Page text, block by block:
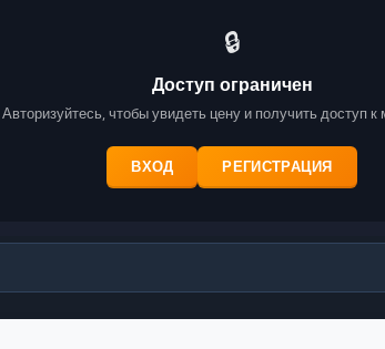
🔒
Доступ ограничен
Авторизуйтесь, чтобы увидеть цену и получить доступ к
ВХОД РЕГИСТРАЦИЯ